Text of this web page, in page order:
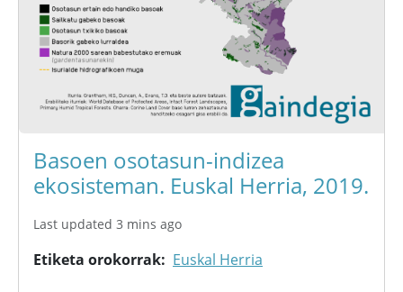
Basoen osotasun-indizea
ekosisteman. Euskal Herria, 2019.
Last updated 3 mins ago
Etiketa orokorrak Euskal Herria